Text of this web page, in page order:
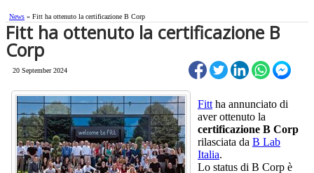
News » Fitt ha ottenuto la certificazione B Corp
Fitt ha ottenuto la certificazione B
Corp
20 September 2024
Fitt ha annunciato di
aver ottenuto la
certificazione B Corp
rilasciata da B Lab
Italia.
Lo status di B Corp è